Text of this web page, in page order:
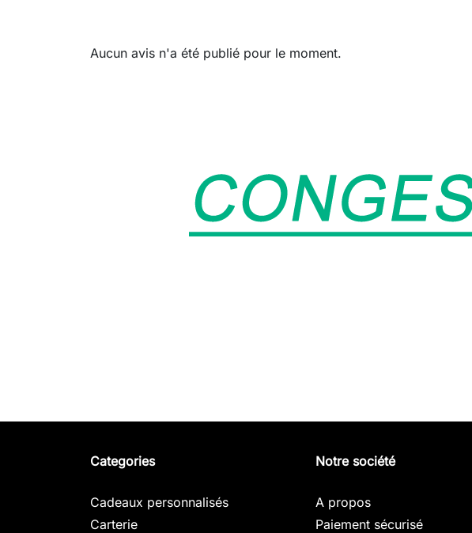
Aucun avis n'a été publié pour le moment.
Categories
Cadeaux personnalisés
Carterie
Notre société
A propos
Paiement sécurisé